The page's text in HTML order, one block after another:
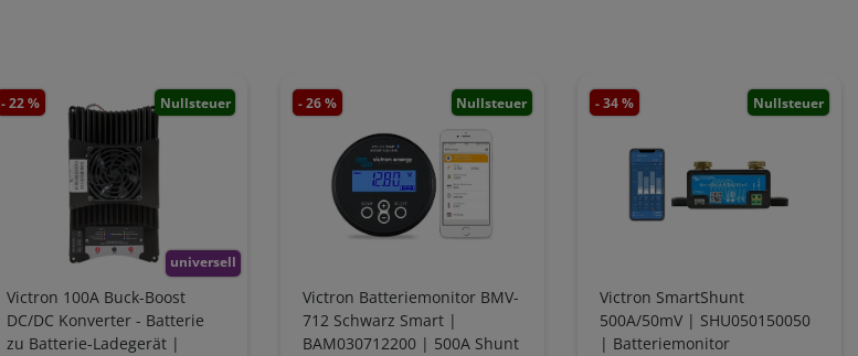
universell
- 22 % Nullsteuer
Victron 100A Buck-Boost
DC/DC Konverter - Batterie
zu Batterie-Ladegerät |
- 26 % Nullsteuer
Victron Batteriemonitor BMV-
712 Schwarz Smart |
BAM030712200 | 500A Shunt
- 34 % Nullsteuer
Victron SmartShunt
500A/50mV | SHU050150050
| Batteriemonitor